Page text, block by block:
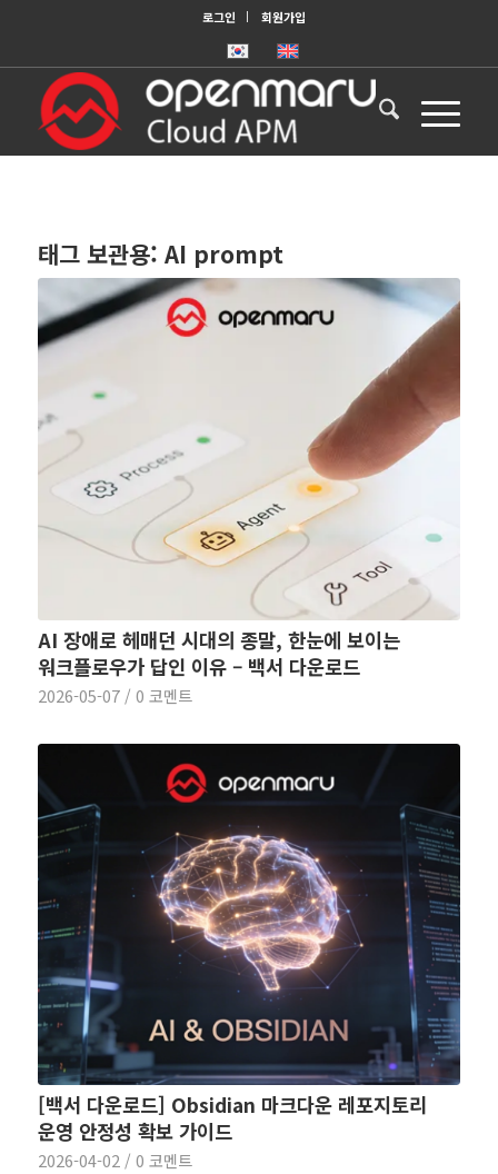
로그인 회원가입
태그 보관용: AI prompt
AI 장애로 헤매던 시대의 종말, 한눈에 보이는
워크플로우가 답인 이유 – 백서 다운로드
2026-05-07 / 0 코멘트
[백서 다운로드] Obsidian 마크다운 레포지토리
운영 안정성 확보 가이드
2026-04-02 / 0 코멘트